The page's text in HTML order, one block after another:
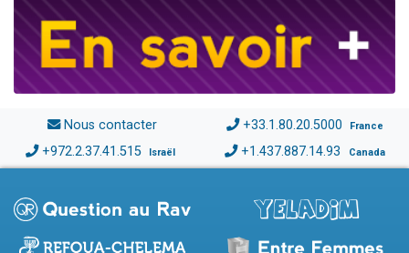
Nous contacter +33.1.80.20.5000 France
+972.2.37.41.515 Israël +1.437.887.14.93 Canada